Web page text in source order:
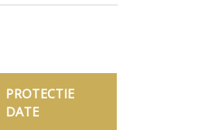
PROTECTIE
DATE